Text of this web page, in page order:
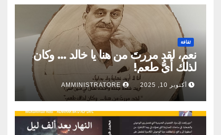
ثقافة
نعم، لقد مررتَ من هنا يا خالد … وكان
لذلك أيُّ طعم!
أكتوبر 10, 2025